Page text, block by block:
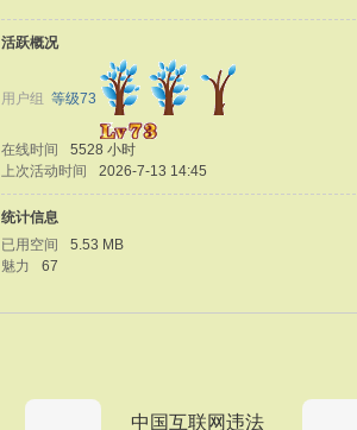
活跃概况
用户组 等级73
在线时间 5528 小时
上次活动时间
2026-7-13 14:45
统计信息
已用空间
5.53 MB
魅力
67
中国互联网违法